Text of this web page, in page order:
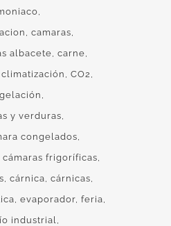
camaras
albacete
carne
climatización
CO2
y verduras
congelados
cámaras frigoríficas
cárnica cárnicas
evaporador feria
industrial